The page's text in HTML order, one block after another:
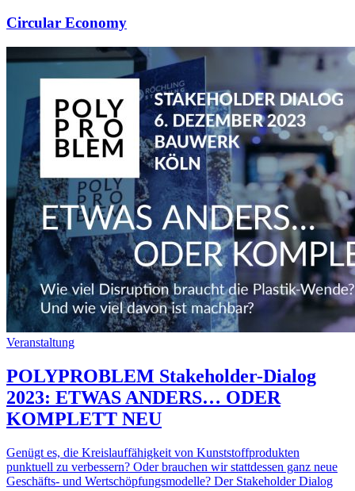
Circular Economy
Veranstaltung
POLYPROBLEM Stakeholder-Dialog
2023: ETWAS ANDERS… ODER
KOMPLETT NEU
Genügt es, die Kreislauffähigkeit von Kunststoffprodukten
punktuell zu verbessern? Oder brauchen wir stattdessen ganz neue
Geschäfts- und Wertschöpfungsmodelle? Der Stakeholder Dialog